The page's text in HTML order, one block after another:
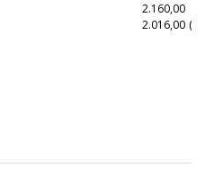
2.160,00
2.016,00